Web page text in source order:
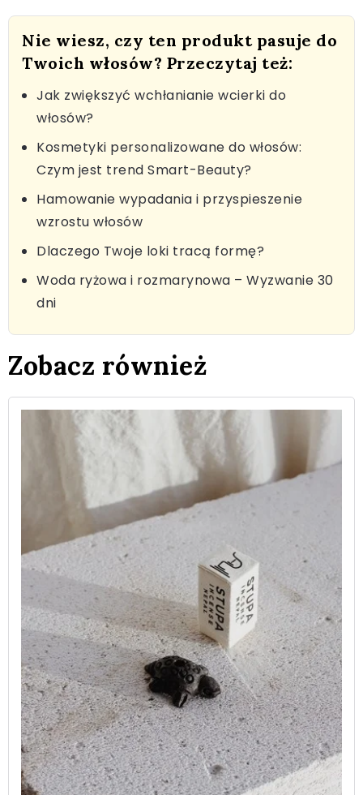
Nie wiesz, czy ten produkt pasuje do
Twoich włosów? Przeczytaj też:
Jak zwiększyć wchłanianie wcierki do
włosów?
Kosmetyki personalizowane do włosów:
Czym jest trend Smart-Beauty?
Hamowanie wypadania i przyspieszenie
wzrostu włosów
Dlaczego Twoje loki tracą formę?
Woda ryżowa i rozmarynowa – Wyzwanie 30
dni
Zobacz również